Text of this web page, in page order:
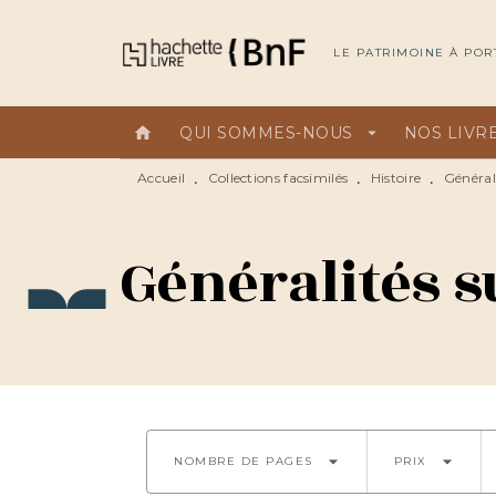
MENU RECHERCHE
LE PATRIMOINE À
home QUI SOMMES-NOUS arrow_drop_down NOS
Accueil • Collections facsimilés • Histoire •
Généralités
NOMBRE DE PAGES arrow_drop_down PRIX arrow_drop_down